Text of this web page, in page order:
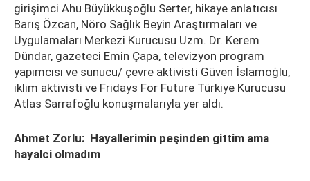
girişimci Ahu Büyükkuşoğlu Serter, hikaye anlatıcısı
Barış Özcan, Nöro Sağlık Beyin Araştırmaları ve
Uygulamaları Merkezi Kurucusu Uzm. Dr. Kerem
Dündar, gazeteci Emin Çapa, televizyon program
yapımcısı ve sunucu/ çevre aktivisti Güven İslamoğlu,
iklim aktivisti ve Fridays For Future Türkiye Kurucusu
Atlas Sarrafoğlu konuşmalarıyla yer aldı.
Ahmet Zorlu: Hayallerimin peşinden gittim ama
hayalci olmadım